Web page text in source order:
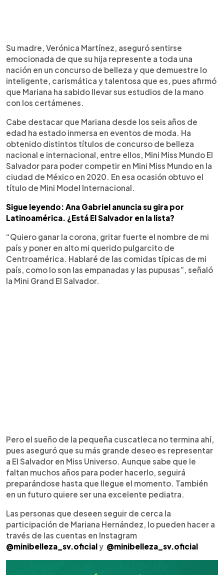
Su madre, Verónica Martínez, aseguró sentirse
emocionada de que su hija represente a toda una
nación en un concurso de belleza y que demuestre lo
inteligente, carismática y talentosa que es, pues afirmó
que Mariana ha sabido llevar sus estudios de la mano
con los certámenes.
Cabe destacar que Mariana desde los seis años de
edad ha estado inmersa en eventos de moda. Ha
obtenido distintos títulos de concurso de belleza
nacional e internacional, entre ellos, Mini Miss Mundo El
Salvador para poder competir en Mini Miss Mundo en la
ciudad de México en 2020. En esa ocasión obtuvo el
título de Mini Model Internacional.
Sigue leyendo: Ana Gabriel anuncia su gira por
Latinoamérica. ¿Está El Salvador en la lista?
“Quiero ganar la corona, gritar fuerte el nombre de mi
país y poner en alto mi querido pulgarcito de
Centroamérica. Hablaré de las comidas típicas de mi
país, como lo son las empanadas y las pupusas”, señaló
la Mini Grand El Salvador.
Pero el sueño de la pequeña cuscatleca no termina ahí,
pues aseguró que su más grande deseo es representar
a El Salvador en Miss Universo. Aunque sabe que le
faltan muchos años para poder hacerlo, seguirá
preparándose hasta que llegue el momento. También
en un futuro quiere ser una excelente pediatra.
Las personas que deseen seguir de cerca la
participación de Mariana Hernández, lo pueden hacer a
través de las cuentas en Instagram
@minibelleza_sv.oficialy @minibelleza_sv.oficial